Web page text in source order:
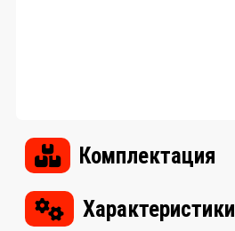
Комплектация
Характеристики